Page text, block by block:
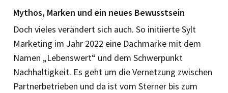
Mythos, Marken und ein neues Bewusstsein
Doch vieles verändert sich auch. So ini­tiierte Sylt
Marketing im Jahr 2022 eine Dachmarke mit dem
Namen „Lebenswert“ und dem Schwerpunkt
Nachhaltigkeit. Es geht um die Vernetzung zwischen
Partnerbetrieben und da ist vom Sterner bis zum